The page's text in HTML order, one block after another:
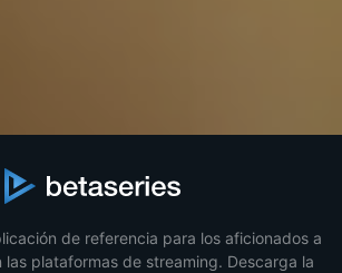
de referencia para los aficionados a
las plataformas de streaming. Descarga la